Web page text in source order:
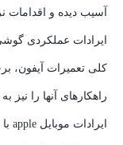
آسیب دیده و اقدامات
ایرادات عملکردی
کلی تعمیرات آیفون،
راهکارهای آنها را
ایرادات موبایل apple با اقداماتی همچون ریست و … برطرف شوند.